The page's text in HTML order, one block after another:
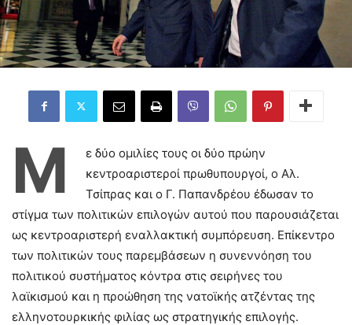
Μ
ε δύο ομιλίες τους οι δύο πρώην
κεντροαριστεροί πρωθυπουργοί, ο Αλ.
Τσίπρας και ο Γ. Παπανδρέου έδωσαν το
στίγμα των πολιτικών επιλογών αυτού που παρουσιάζεται
ως κεντροαριστερή εναλλακτική συμπόρευση. Επίκεντρο
των πολιτικών τους παρεμβάσεων η συνεννόηση του
πολιτικού συστήματος κόντρα στις σειρήνες του
λαϊκισμού και η προώθηση της νατοϊκής ατζέντας της
ελληνοτουρκικής φιλίας ως στρατηγικής επιλογής.